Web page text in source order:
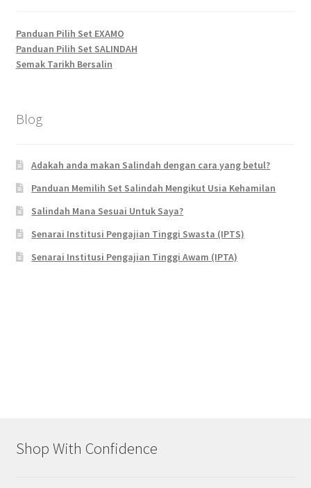
Panduan Pilih Set EXAMO
Panduan Pilih Set SALINDAH
Semak Tarikh Bersalin
Blog
Adakah anda makan Salindah dengan cara yang betul?
Panduan Memilih Set Salindah Mengikut Usia Kehamilan
Salindah Mana Sesuai Untuk Saya?
Senarai Institusi Pengajian Tinggi Swasta (IPTS)
Senarai Institusi Pengajian Tinggi Awam (IPTA)
Shop With Confidence